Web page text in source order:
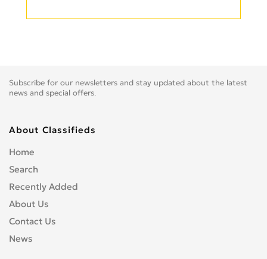
Subscribe for our newsletters and stay updated about the latest
news and special offers.
About Classifieds
Home
Search
Recently Added
About Us
Contact Us
News